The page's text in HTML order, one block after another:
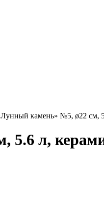
камень» №5, ø22 см,
л,